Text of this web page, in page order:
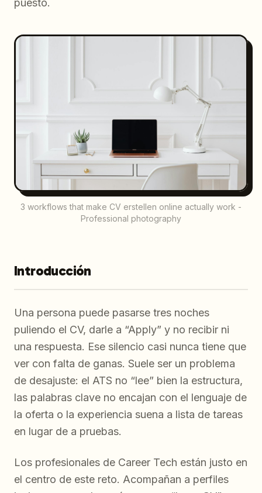
puesto.
3 workflows that make CV erstellen online actually work -
Professional photography
Introducción
Una persona puede pasarse tres noches
puliendo el CV, darle a “Apply” y no recibir ni
una respuesta. Ese silencio casi nunca tiene que
ver con falta de ganas. Suele ser un problema
de desajuste: el ATS no “lee” bien la estructura,
las palabras clave no encajan con el lenguaje de
la oferta o la experiencia suena a lista de tareas
en lugar de a pruebas.
Los profesionales de Career Tech están justo en
el centro de este reto. Acompañan a perfiles